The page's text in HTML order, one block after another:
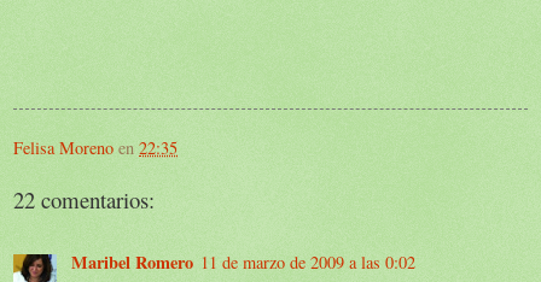
Felisa Moreno en 22:35
22 comentarios:
Maribel Romero 11 de marzo de 2009 a las 0:02